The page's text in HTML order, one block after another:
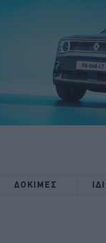
ΔΟΚΙΜΕΣ